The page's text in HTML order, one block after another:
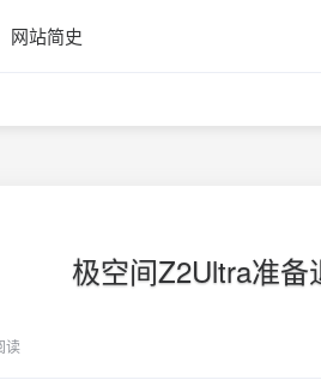
网站简史
极空间Z2Ultra准备
读